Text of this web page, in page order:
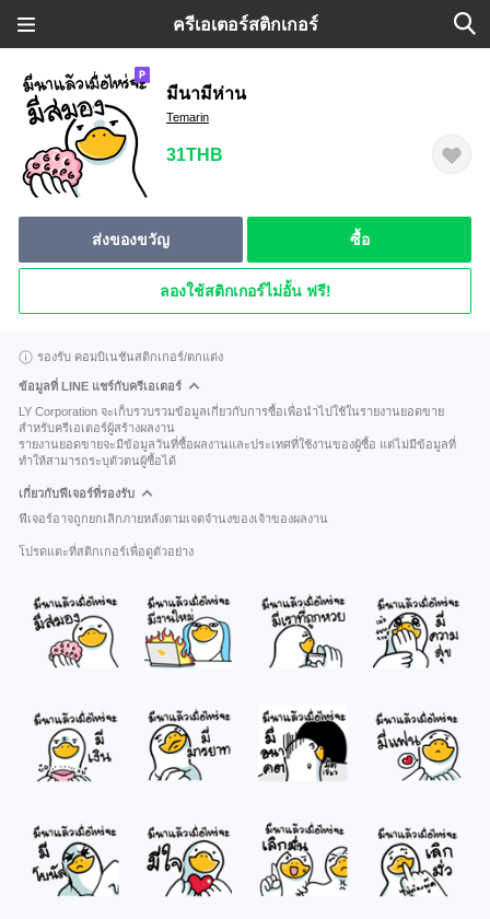
ครีเอเตอร์สติกเกอร์
มีนามีห่าน
Temarin
31THB
ส่งของขวัญ ซื้อ
ลองใช้สติกเกอร์ไม่อั้น ฟรี!
รองรับ คอมบิเนชันสติกเกอร์/ตกแต่ง
ข้อมูลที่ LINE แชร์กับครีเอเตอร์
LY Corporation จะเก็บรวบรวมข้อมูลเกี่ยวกับการซื้อเพื่อนำไปใช้ในรายงานยอดขาย
สำหรับครีเอเตอร์ผู้สร้างผลงาน
รายงานยอดขายจะมีข้อมูลวันที่ซื้อผลงานและประเทศที่ใช้งานของผู้ซื้อ แต่ไม่มีข้อมูลที่
ทำให้สามารถระบุตัวตนผู้ซื้อได้
เกี่ยวกับฟีเจอร์ที่รองรับ
ฟีเจอร์อาจถูกยกเลิกภายหลังตามเจตจำนงของเจ้าของผลงาน
โปรดแตะที่สติกเกอร์เพื่อดูตัวอย่าง